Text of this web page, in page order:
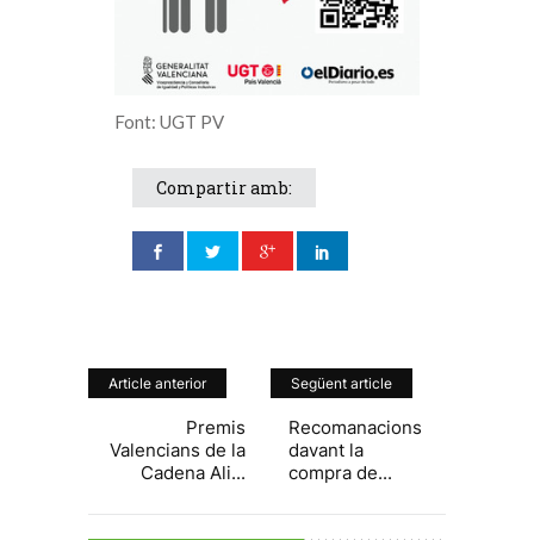
Font: UGT PV
Compartir amb:
Article anterior
Premis
Valencians de la
Cadena Ali...
Següent article
Recomanacions
davant la
compra de...